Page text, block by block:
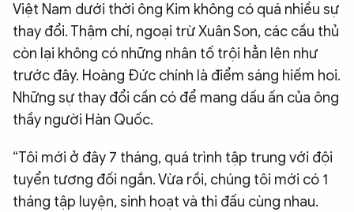
Việt Nam dưới thời ông Kim không có quá nhiều sự
thay đổi. Thậm chí, ngoại trừ Xuân Son, các cầu thủ
còn lại không có những nhân tố trội hẳn lên như
trước đây. Hoàng Đức chính là điểm sáng hiếm hoi.
Những sự thay đổi cần có để mang dấu ấn của ông
thầy người Hàn Quốc.
“Tôi mới ở đây 7 tháng, quá trình tập trung với đội
tuyển tương đối ngắn. Vừa rồi, chúng tôi mới có 1
tháng tập luyện, sinh hoạt và thi đấu cùng nhau.